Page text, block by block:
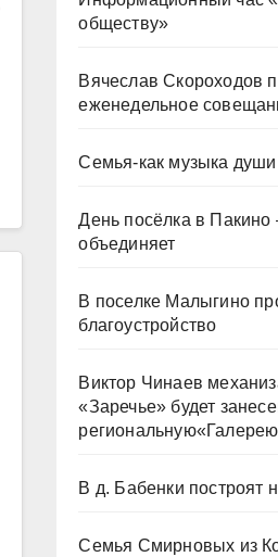
обществу»
Вячеслав Скороходов
еженедельное
Семья-как музыка
День посёлка в
объединяет
В поселке Малыгино
благоустройство
Виктор Чинаев
«Заречье» будет
В д. Бабенки построят
Семья Смирновых из